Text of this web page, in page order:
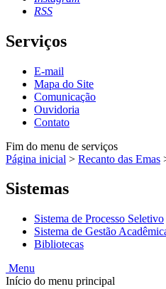
RSS
Serviços
E-mail
Mapa do Site
Comunicação
Ouvidoria
Contato
Fim do menu de serviços
Página inicial > Recanto das Emas
Sistemas
Sistema de Processo Seletivo
Sistema de Gestão
Bibliotecas
Menu
Início do menu principal